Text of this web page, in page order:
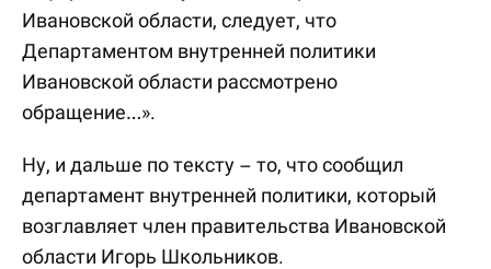
Ивановской области, следует, что
Департаментом внутренней политики
Ивановской области рассмотрено
обращение…».
Ну, и дальше по тексту – то, что сообщил
департамент внутренней политики, который
возглавляет член правительства Ивановской
области Игорь Школьников.